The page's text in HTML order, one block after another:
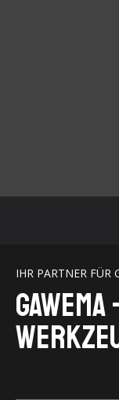
IHR PARTNER FÜR